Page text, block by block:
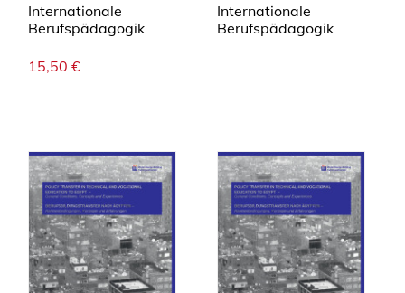
Internationale
Berufspädagogik
15,50 €
Internationale
Berufspädagogik